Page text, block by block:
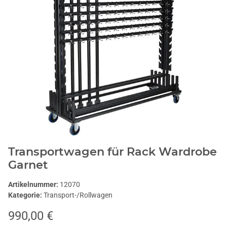
Transportwagen für Rack Wardrobe
Garnet
Artikelnummer: 12070
Kategorie: Transport-/Rollwagen
990,00 €